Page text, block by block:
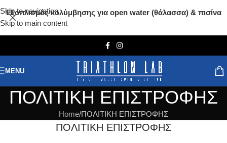
Skip to navigation
Skip to main content
Εξοπλισμός κολύμβησης για open water (θάλασσα) & πισίνα
MENU
ΠΟΛΙΤΙΚΗ ΕΠΙΣΤΡΟΦΗΣ
Home ΠΟΛΙΤΙΚΗ ΕΠΙΣΤΡΟΦΗΣ
ΠΟΛΙΤΙΚΗ ΕΠΙΣΤΡΟΦΗΣ